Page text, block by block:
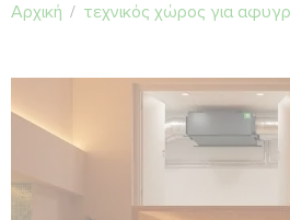
Αρχική / τεχνικός χώρος για